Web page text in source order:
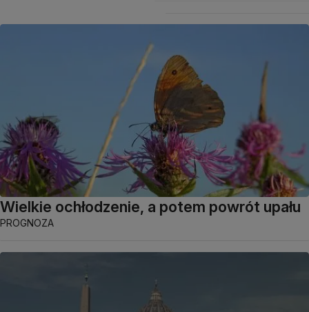
Wielkie ochłodzenie, a potem powrót upału
PROGNOZA